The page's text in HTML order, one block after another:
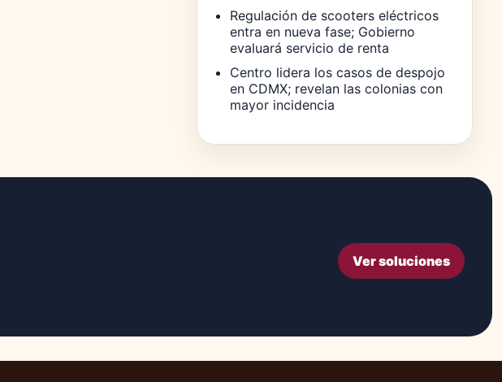
Regulación de scooters eléctricos
entra en nueva fase; Gobierno
evaluará servicio de renta
Centro lidera los casos de despojo
en CDMX; revelan las colonias con
mayor incidencia
Ver soluciones